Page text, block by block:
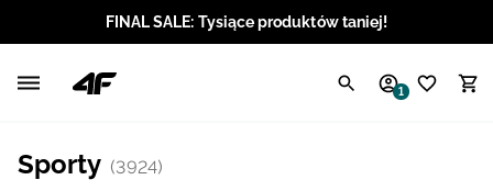
FINAL SALE: Tysiące produktów taniej!
1
Sporty (3924)